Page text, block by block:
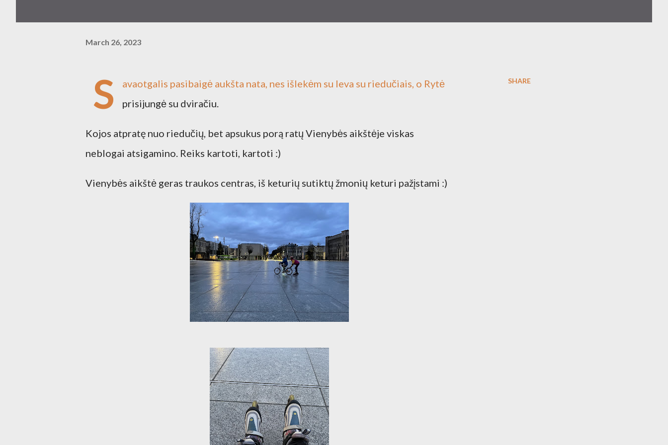
March 26, 2023
S
avaotgalis pasibaigė aukšta nata, nes išlekėm su Ieva su riedučiais, o Rytė
prisijungė su dviračiu.
Kojos atpratę nuo riedučių, bet apsukus porą ratų Vienybės aikštėje viskas
neblogai atsigamino. Reiks kartoti, kartoti :)
Vienybės aikštė geras traukos centras, iš keturių sutiktų žmonių keturi pažįstami :)
SHARE